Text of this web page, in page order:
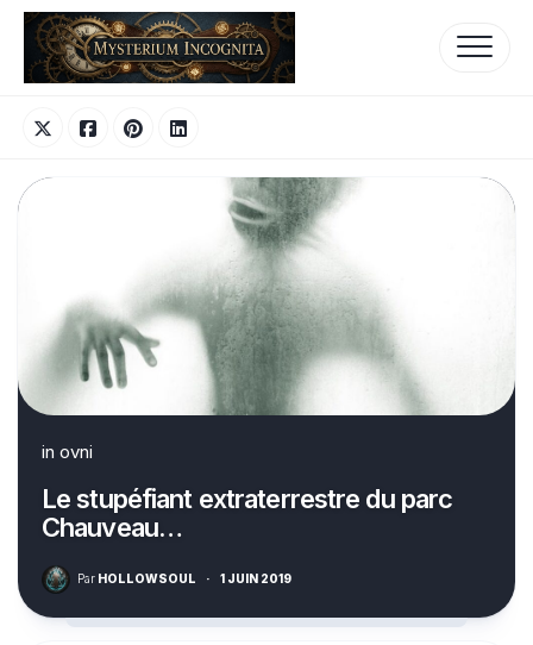
Skip
content
in ovni
Le stupéfiant extraterrestre du parc
Chauveau…
Par HOLLOWSOUL · 1 JUIN 2019